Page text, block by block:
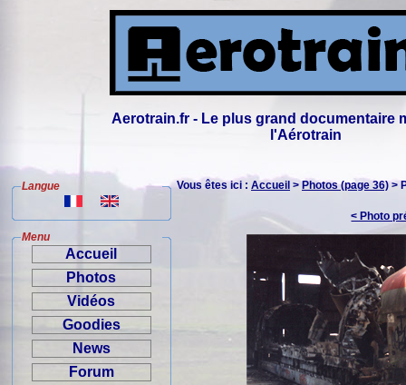
Aerotrain.fr - Le plus grand documentaire
l'Aérotrain
Langue
Menu
Accueil
Photos
Vidéos
Goodies
News
Forum
Vous êtes ici : Accueil > Photos (page 36) >
< Photo